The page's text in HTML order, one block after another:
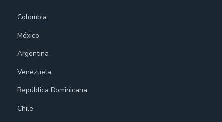
Colombia
México
Argentina
Venezuela
República Dominicana
Chile